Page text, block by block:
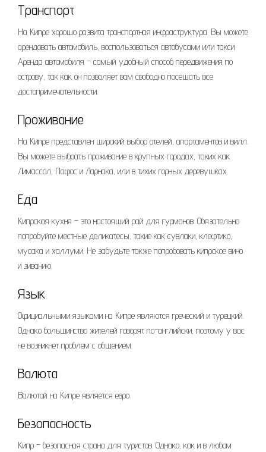
Транспорт
На Кипре хорошо развита транспортная инфраструктура. Вы можете
арендовать автомобиль, воспользоваться автобусами или такси.
Аренда автомобиля – самый удобный способ передвижения по
острову, так как он позволяет вам свободно посещать все
достопримечательности.
Проживание
На Кипре представлен широкий выбор отелей, апартаментов и вилл.
Вы можете выбрать проживание в крупных городах, таких как
Лимассол, Пафос и Ларнака, или в тихих горных деревушках.
Еда
Кипрская кухня – это настоящий рай для гурманов. Обязательно
попробуйте местные деликатесы, такие как сувлаки, клефтико,
мусака и халлуми. Не забудьте также попробовать кипрское вино
и зиванию.
Язык
Официальными языками на Кипре являются греческий и турецкий.
Однако большинство жителей говорят по-английски, поэтому у вас
не возникнет проблем с общением.
Валюта
Валютой на Кипре является евро.
Безопасность
Кипр – безопасная страна для туристов. Однако, как и в любом